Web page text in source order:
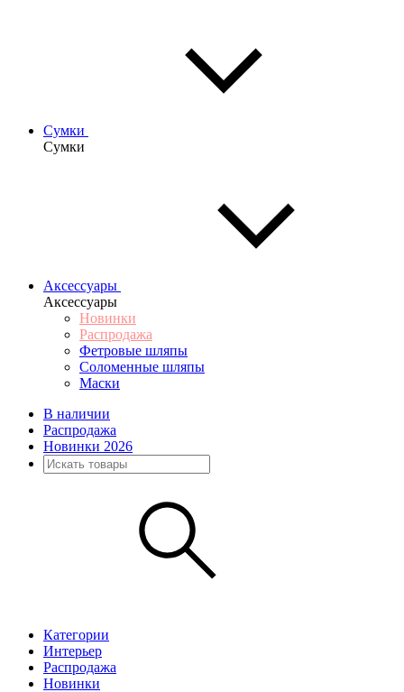
Сумки
Сумки
Аксессуары
Аксессуары
Новинки
Распродажа
Фетровые шляпы
Соломенные шляпы
Маски
В наличии
Распродажа
Новинки 2026
Категории
Интерьер
Распродажа
Новинки